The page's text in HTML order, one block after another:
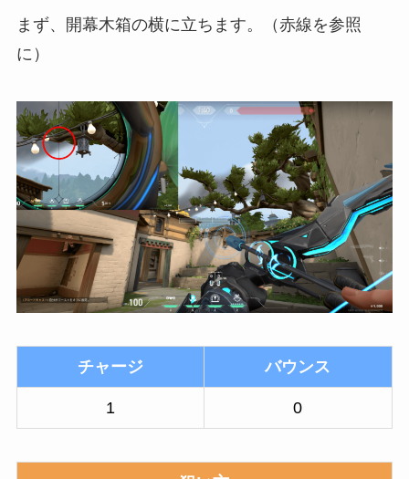
まず、開幕木箱の横に立ちます。（赤線を参照
に）
チャージ バウンス
1 0